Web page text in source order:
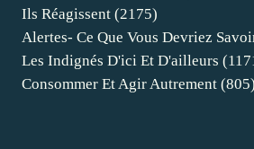
Ils Réagissent (2175)
Alertes- Ce Que Vous Devriez
Les Indignés D'ici Et D'ailleurs
Consommer Et Agir Autrement (805)